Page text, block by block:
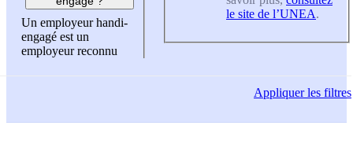
Un employeur handi-
engagé est un
employeur reconnu
le site de l’UNEA.
Appliquerles filtres